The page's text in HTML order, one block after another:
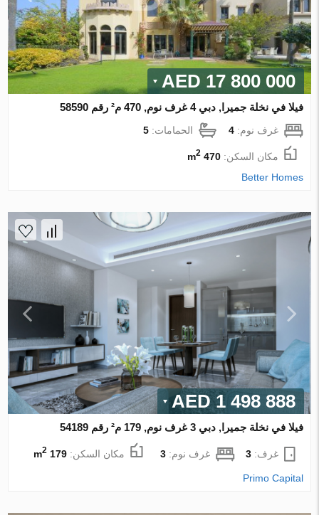
17 800 000 AED
فيلا في نخلة جميرا, دبي 4 غرف نوم, 470 م² رقم 58590
غرف نوم:4 الحمامات:5
مكان السكن:470 m
2
Better Homes
1 498 888 AED
فيلا في نخلة جميرا, دبي 3 غرف نوم, 179 م² رقم 54189
غرف:3 غرف نوم:3 مكان السكن:179 m
2
Primo Capital